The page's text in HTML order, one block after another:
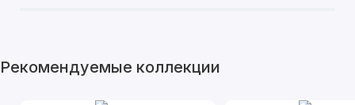
Рекомендуемые коллекции